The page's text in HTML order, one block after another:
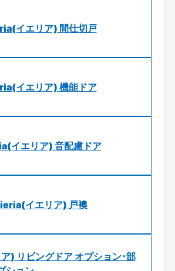
イエリア) 間仕切戸
イエリア) 機能ドア
イエリア) 音配慮ドア
ieria(イエリア) 戸襖
) リビングドア オプション･部